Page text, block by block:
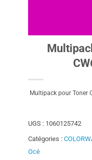
Multipack pour Toner
UGS : 1060125742
Catégories :
Océ